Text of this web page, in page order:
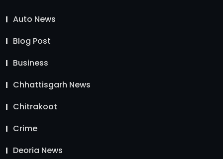
Auto News
Blog Post
Business
Chhattisgarh News
Chitrakoot
Crime
Deoria News